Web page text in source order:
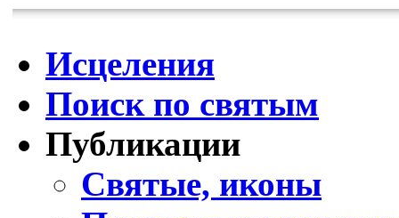
Исцеления
Поиск по святым
Публикации
Святые, иконы